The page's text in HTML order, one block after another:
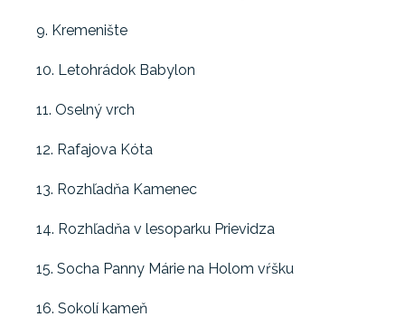
9. Kremenište
10. Letohrádok Babylon
11. Oselný vrch
12. Rafajova Kóta
13. Rozhľadňa Kamenec
14. Rozhľadňa v lesoparku Prievidza
15. Socha Panny Márie na Holom vŕšku
16. Sokolí kameň